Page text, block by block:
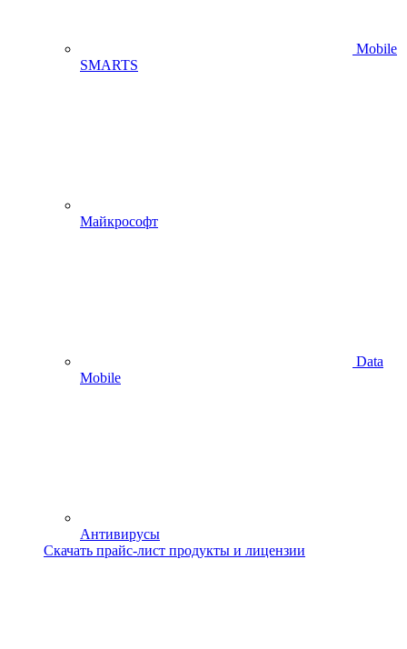
Mobile
SMARTS
Майкрософт
Data
Mobile
Антивирусы
Скачать прайс-лист продукты и лицензии